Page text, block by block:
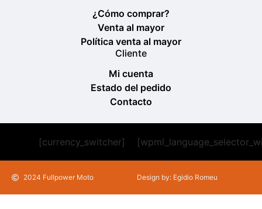
¿Cómo comprar?
Venta al mayor
Política venta al mayor
Cliente
Mi cuenta
Estado del pedido
Contacto
[currency_switcher]
2024 Fullpower Moto Design by: Egidio Romeu